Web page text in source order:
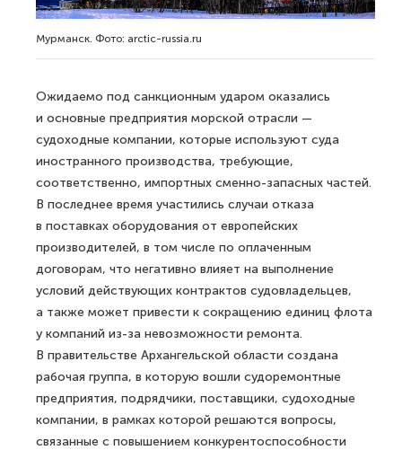
Мурманск. Фото: arctic-russia.ru
Ожидаемо под санкционным ударом оказались
и основные предприятия морской отрасли —
судоходные компании, которые используют суда
иностранного производства, требующие,
соответственно, импортных сменно-запасных частей.
В последнее время участились случаи отказа
в поставках оборудования от европейских
производителей, в том числе по оплаченным
договорам, что негативно влияет на выполнение
условий действующих контрактов судовладельцев,
а также может привести к сокращению единиц флота
у компаний из-за невозможности ремонта.
В правительстве Архангельской области создана
рабочая группа, в которую вошли судоремонтные
предприятия, подрядчики, поставщики, судоходные
компании, в рамках которой решаются вопросы,
связанные с повышением конкурентоспособности